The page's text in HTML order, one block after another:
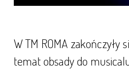
W TM ROMA
temat obsady do